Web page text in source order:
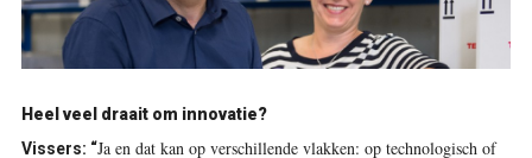
Heel veel draait om innovatie?
Vissers: “Ja en dat kan op verschillende vlakken: op technologisch of